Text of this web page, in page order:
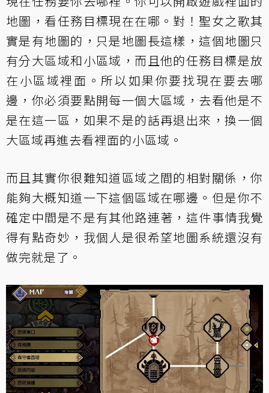
地圖，看任務目標現在在哪。對！聖女之歌其
實是有地圖的，只是地圖長這樣，這個地圖只
有分大區域和小區域，而且他的任務目標是放
在小區域裡面。所以如果你要找現在要去哪
邊，你必須要點開每一個大區域，去看他是不
是在這一區，如果不是的話再退出來，換一個
大區域再進去看裡面的小區域。
而且其實你很難知道區域之間的相對關係，你
能夠大概知道一下這個區域在哪邊。但是你不
確定中間是不是有其他路連著，這件事情我覺
得有點奇妙，我個人是很希望地圖系統還沒有
做完就是了。